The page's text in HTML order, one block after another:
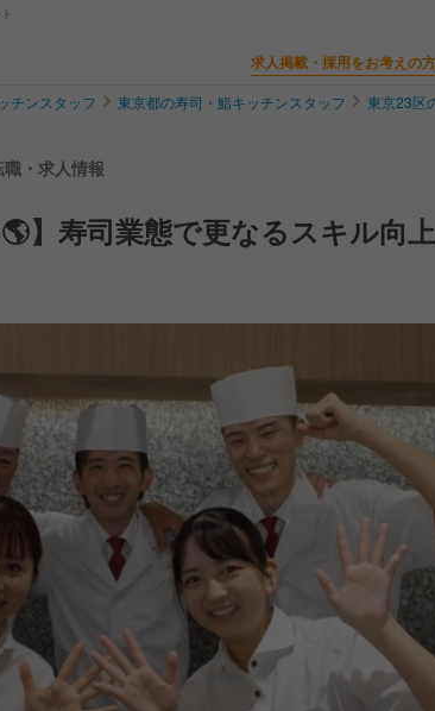
求人掲載・採用をお考えの
チンスタッフ 東京都の寿司・鮨キッチンスタッフ 東京23区
・求人情報
】寿司業態で更なるスキル向